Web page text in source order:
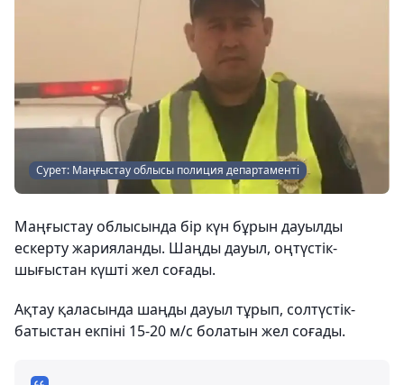
Сурет: Маңғыстау облысы полиция департаменті
Маңғыстау облысында бір күн бұрын дауылды
ескерту жарияланды. Шаңды дауыл, оңтүстік-
шығыстан күшті жел соғады.
Ақтау қаласында шаңды дауыл тұрып, солтүстік-
батыстан екпіні 15-20 м/с болатын жел соғады.